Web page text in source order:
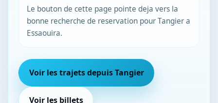
Le bouton de cette page pointe deja vers la
bonne recherche de reservation pour Tangier a
Essaouira.
Voir les trajets depuis Tangier
Voir les billets